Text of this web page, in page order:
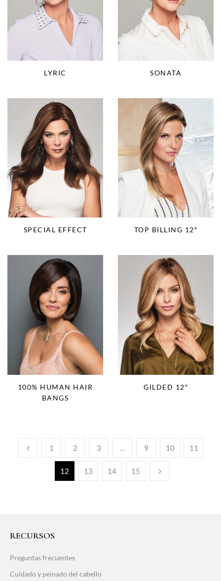
LYRIC SONATA
SPECIAL EFFECT TOP BILLING 12″
100% HUMAN HAIR
BANGS
GILDED 12″
1 2 3 … 9 10 11
12 13 14 15
RECURSOS
Preguntas frecuentes
Cuidado y peinado del cabello